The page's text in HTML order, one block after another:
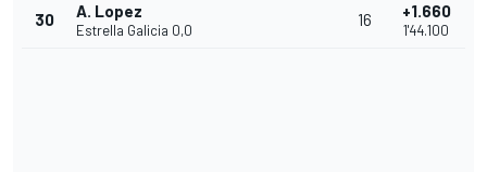
30 A. Lopez
Estrella Galicia 0,0
16 +1.660
1'44.100